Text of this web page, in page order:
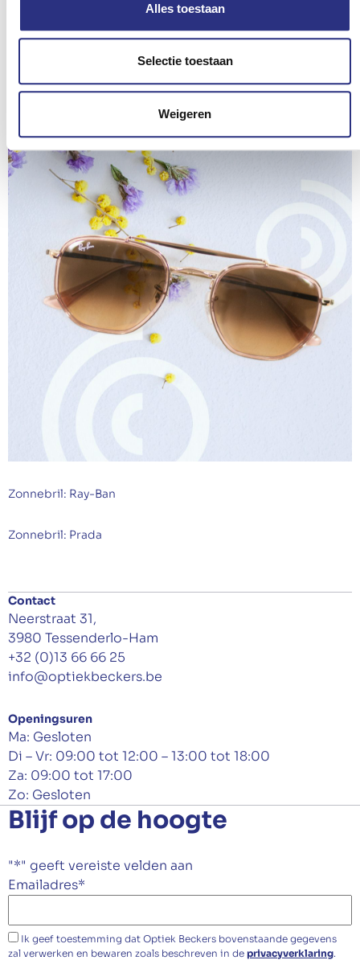
Alles toestaan
Selectie toestaan
Weigeren
Zonnebril: Prada
Zonnebril: Ray-Ban
Zonnebril: Prada
Contact
Neerstraat 31,
3980 Tessenderlo-Ham
+32 (0)13 66 66 25
info@optiekbeckers.be
Openingsuren
Ma: Gesloten
Di – Vr: 09:00 tot 12:00 – 13:00 tot 18:00
Za: 09:00 tot 17:00
Zo: Gesloten
Blijf op de hoogte
"*" geeft vereiste velden aan
Emailadres*
Ik geef toestemming dat Optiek Beckers bovenstaande gegevens
zal verwerken en bewaren zoals beschreven in de privacyverklaring.